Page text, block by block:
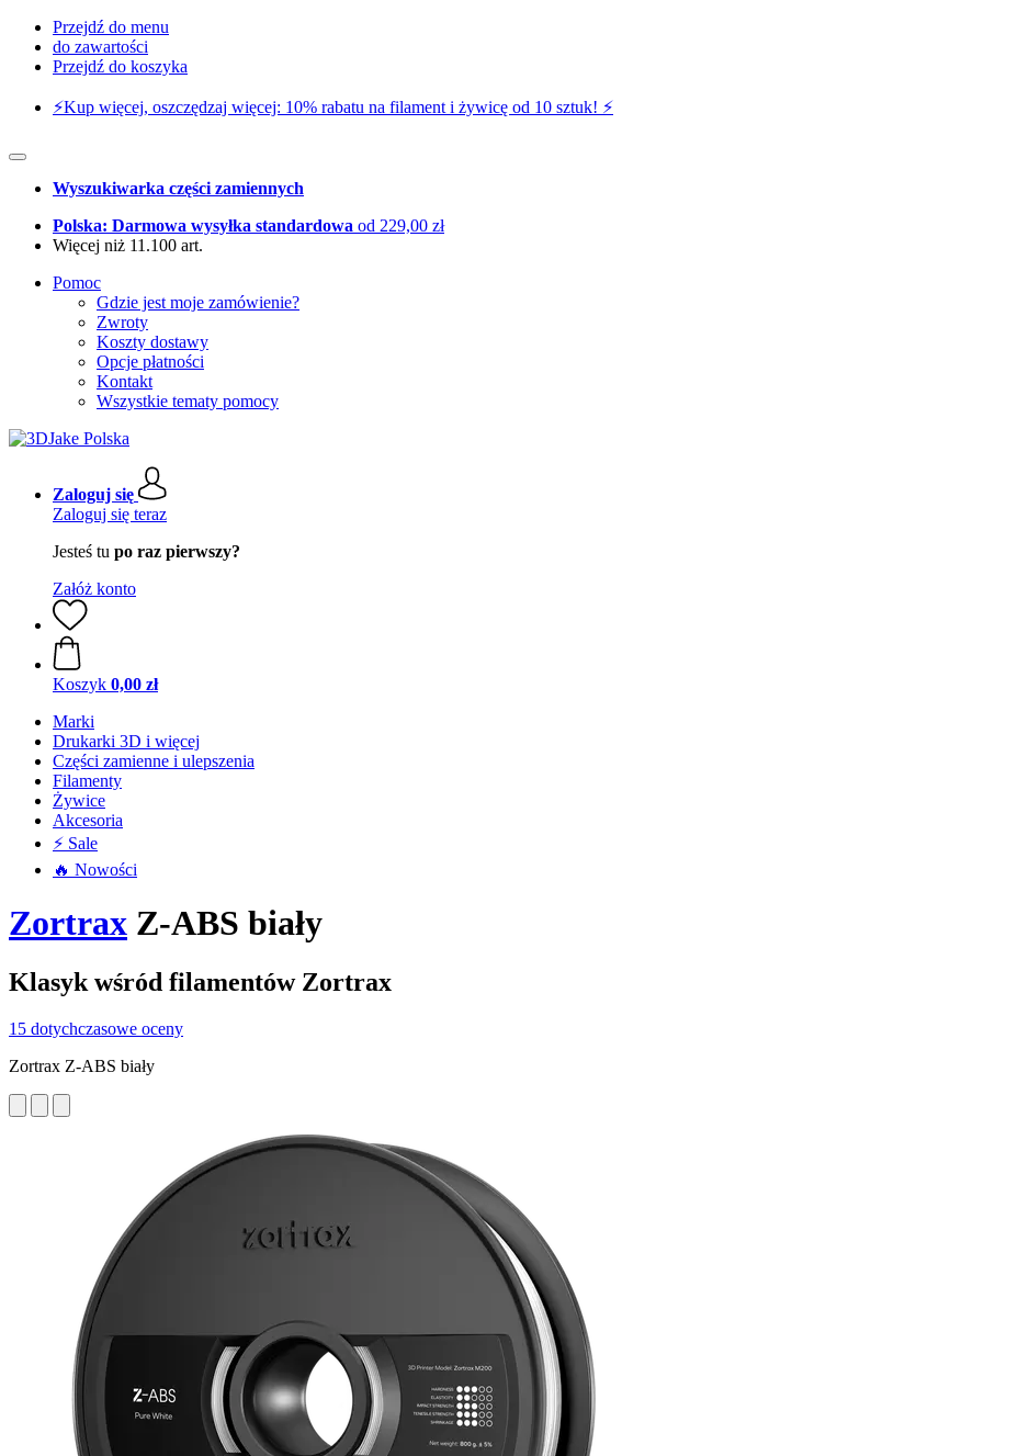
Przejdź do menu
do zawartości
Przejdź do koszyka
⚡️Kup więcej, oszczędzaj więcej: 10% rabatu na filament i żywicę od 10 sztuk! ⚡️
Wyszukiwarka części zamiennych
Polska: Darmowa wysyłka standardowa od 229,00 zł
Więcej niż 11.100 art.
Pomoc
Gdzie jest moje zamówienie?
Zwroty
Koszty dostawy
Opcje płatności
Kontakt
Wszystkie tematy pomocy
Zaloguj się
Zaloguj się teraz
Jesteś tu po raz pierwszy?
Załóż konto
Koszyk 0,00 zł
Marki
Drukarki 3D i więcej
Części zamienne i ulepszenia
Filamenty
Żywice
Akcesoria
⚡ Sale
🔥 Nowości
Zortrax Z-ABS biały
Klasyk wśród filamentów Zortrax
15 dotychczasowe oceny
Zortrax Z-ABS biały